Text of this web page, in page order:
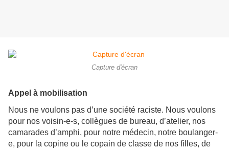
Capture d'écran
Appel à mobilisation
Nous ne voulons pas d’une société raciste. Nous voulons
pour nos voisin-e-s, collègues de bureau, d’atelier, nos
camarades d’amphi, pour notre médecin, notre boulanger-
e, pour la copine ou le copain de classe de nos filles, de